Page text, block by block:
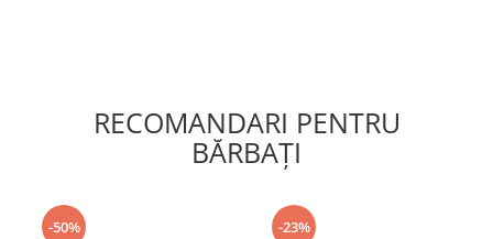
RECOMANDARI PENTRU
BĂRBAŢI
-50% -23%